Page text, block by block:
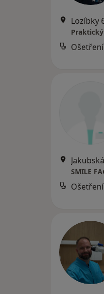
Lozíbky
SMILE